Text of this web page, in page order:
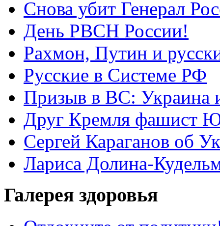
Снова убит Генерал
День РВСН России!
Рахмон, Путин и
Русские в Системе РФ
Призыв в ВС: Украина
Друг Кремля фашист
Сергей Караганов об
Лариса Долина-
Галерея здоровья